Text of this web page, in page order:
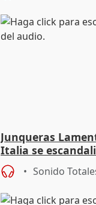
Junqueras
Italia se
migratoria
Sonido